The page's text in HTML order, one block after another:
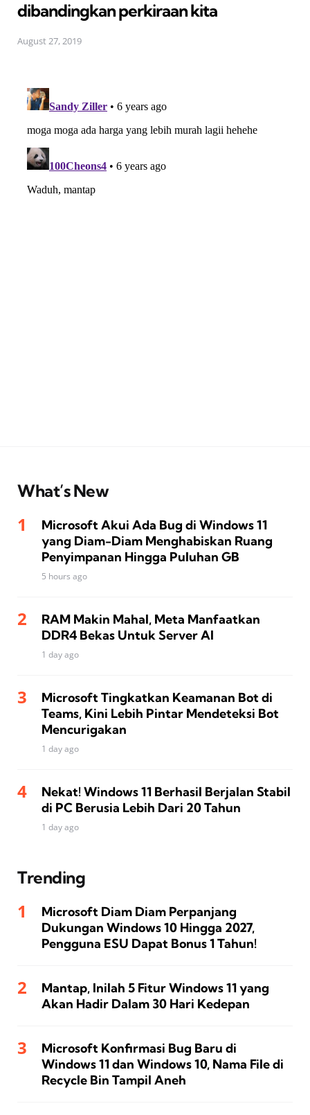
dibandingkan perkiraan kita
August 27, 2019
What’s New
Microsoft Akui Ada Bug di Windows 11
yang Diam-Diam Menghabiskan Ruang
Penyimpanan Hingga Puluhan GB
5 hours ago
RAM Makin Mahal, Meta Manfaatkan
DDR4 Bekas Untuk Server AI
1 day ago
Microsoft Tingkatkan Keamanan Bot di
Teams, Kini Lebih Pintar Mendeteksi Bot
Mencurigakan
1 day ago
Nekat! Windows 11 Berhasil Berjalan Stabil
di PC Berusia Lebih Dari 20 Tahun
1 day ago
Trending
Microsoft Diam Diam Perpanjang
Dukungan Windows 10 Hingga 2027,
Pengguna ESU Dapat Bonus 1 Tahun!
Mantap, Inilah 5 Fitur Windows 11 yang
Akan Hadir Dalam 30 Hari Kedepan
Microsoft Konfirmasi Bug Baru di
Windows 11 dan Windows 10, Nama File di
Recycle Bin Tampil Aneh